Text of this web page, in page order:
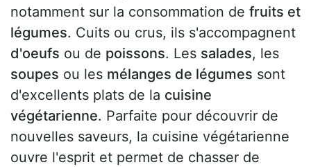
notamment sur la consommation de fruits et
légumes. Cuits ou crus, ils s'accompagnent
d'oeufs ou de poissons. Les salades, les
soupes ou les mélanges de légumes sont
d'excellents plats de la cuisine
végétarienne. Parfaite pour découvrir de
nouvelles saveurs, la cuisine végétarienne
ouvre l'esprit et permet de chasser de